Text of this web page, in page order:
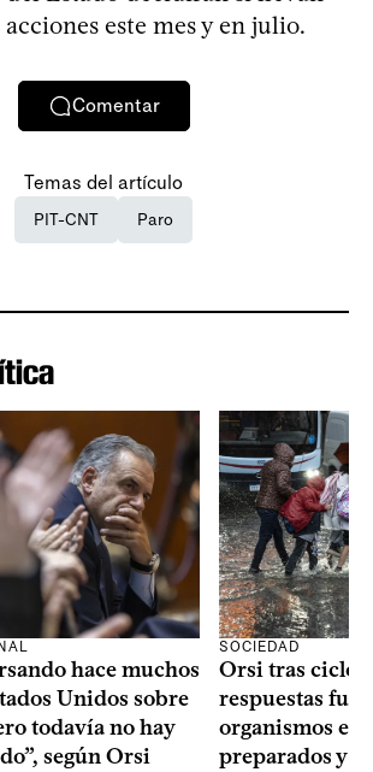
este mes y en julio.
Comentar
Temas del artículo
PIT-CNT Paro
hace muchos
Unidos sobre
todavía no hay
según Orsi
SOCIEDAD
Orsi tras
respuestas
organismos
preparados y